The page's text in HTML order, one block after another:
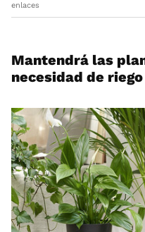
enlaces
Mantendrá las
necesidad de riego